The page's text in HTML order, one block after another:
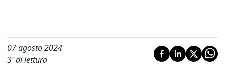
07 agosto 2024
3' di lettura